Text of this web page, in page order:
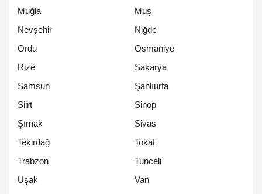
Muğla
Muş
Nevşehir
Niğde
Ordu
Osmaniye
Rize
Sakarya
Samsun
Şanlıurfa
Siirt
Sinop
Şırnak
Sivas
Tekirdağ
Tokat
Trabzon
Tunceli
Uşak
Van